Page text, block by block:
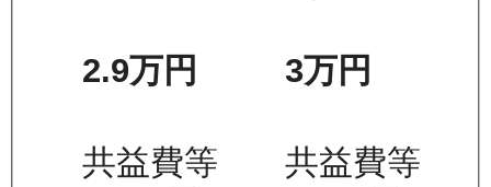
2.9万円
共益費等
3万円
共益費等